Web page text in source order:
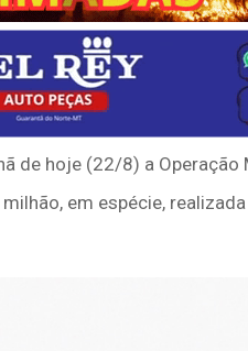
de hoje (22/8) a
em espécie,